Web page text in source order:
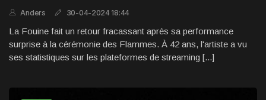
Anders 30-04-2024 18:44
La Fouine fait un retour fracassant après sa performance
surprise à la cérémonie des Flammes. À 42 ans, l'artiste a vu
ses statistiques sur les plateformes de streaming [...]